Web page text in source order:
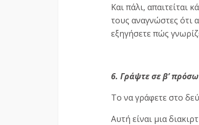
Και πάλι, απαιτείται
τους αναγνώστες ότι
εξηγήσετε πώς
6. Γράψτε σε β’
Το να γράφετε στο
Αυτή είναι μια